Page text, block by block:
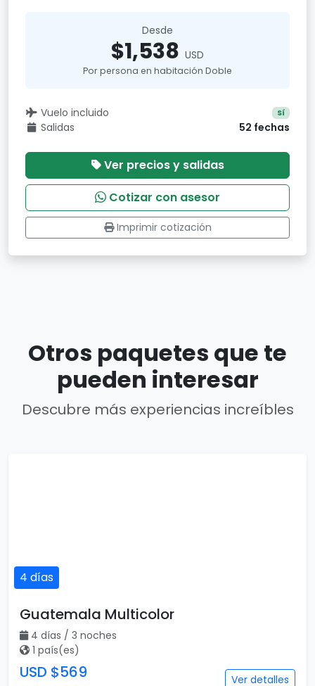
Desde
$1,538 USD
Por persona en habitación Doble
Vuelo incluido Sí
Salidas 52 fechas
Ver precios y salidas
Cotizar con asesor
Imprimir cotización
Otros paquetes que te
pueden interesar
Descubre más experiencias increíbles
4 días
Guatemala Multicolor
4 días / 3 noches
1 país(es)
USD $569 Ver detalles